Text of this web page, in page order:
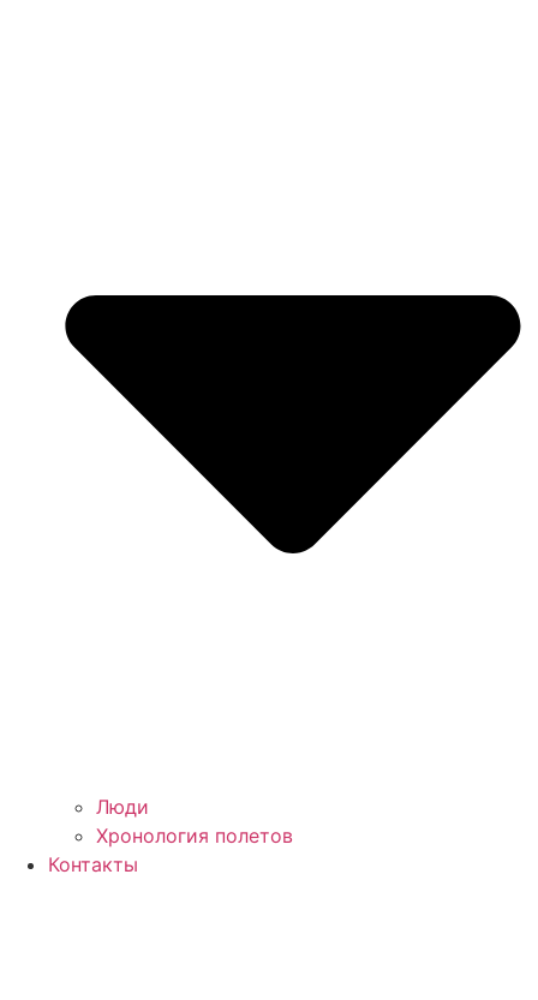
Люди
Хронология полетов
Контакты